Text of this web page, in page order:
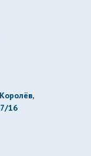
,
16